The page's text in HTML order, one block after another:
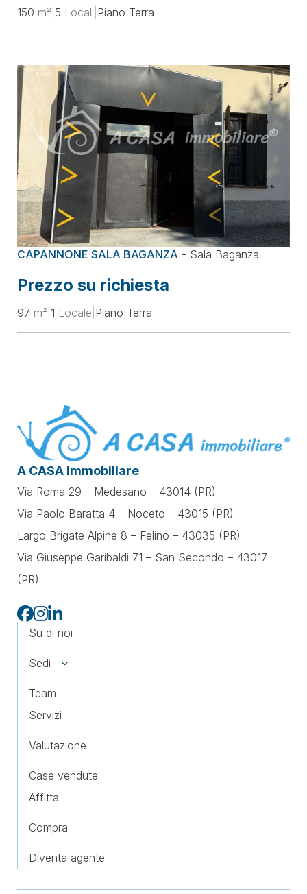
150 m² 5 Locali Piano Terra
CAPANNONE SALA BAGANZA - Sala Baganza
Prezzo su richiesta
97 m² 1 Locale Piano Terra
A CASA immobiliare
Via Roma 29 – Medesano – 43014 (PR)
Via Paolo Baratta 4 – Noceto – 43015 (PR)
Largo Brigate Alpine 8 – Felino – 43035 (PR)
Via Giuseppe Garibaldi 71 – San Secondo – 43017
(PR)
Su di noi
Sedi
Team
Servizi
Valutazione
Case vendute
Affitta
Compra
Diventa agente